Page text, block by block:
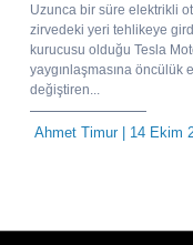
Uzunca bir süre elektrikli
zirvedeki yeri tehlikeye
kurucusu olduğu Tesla
yaygınlaşmasına öncülük
değiştiren...
Ahmet Timur| 14 Ekim